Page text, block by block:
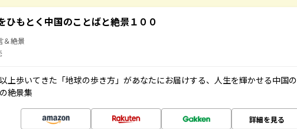
ひもとく中国のことばと絶景１００
＆絶景
上歩いてきた「地球の歩き方」があなたにお届けする、人生を輝かせる中国の
絶景集
詳細を見る